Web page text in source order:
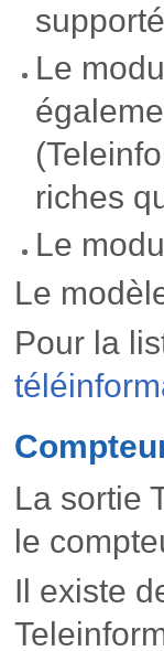
Le
riches
Le
Le
Pour la
La sortie
le
Il existe